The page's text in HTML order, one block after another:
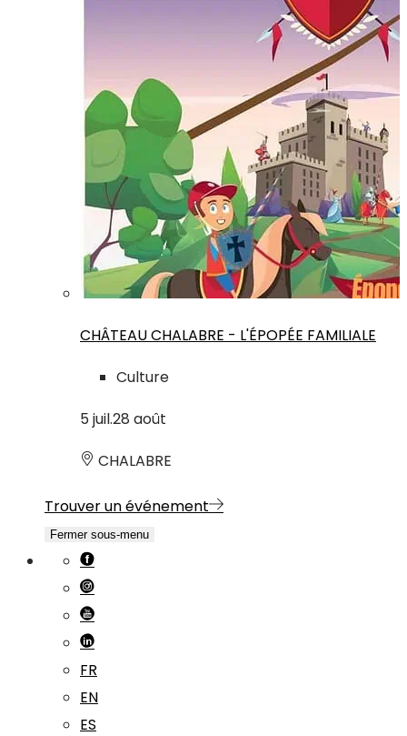
CHÂTEAU CHALABRE - L'ÉPOPÉE FAMILIALE
Culture
5 juil.28 août
CHALABRE
Trouver un événement
Fermer sous-menu
FR
EN
ES